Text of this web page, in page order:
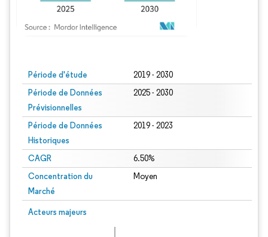
Période d'étude 2019 - 2030
Période de Données
Prévisionnelles
2025 - 2030
Période de Données
Historiques
2019 - 2023
CAGR 6.50%
Concentration du
Marché
Moyen
Acteurs majeurs